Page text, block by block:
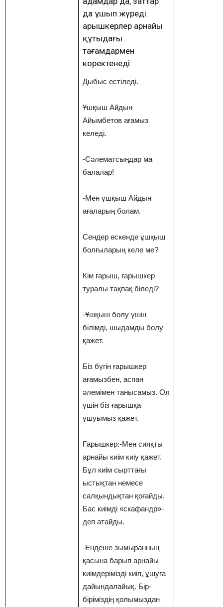
да ұшып жүреді.
Ғарышкерлер арнайы
құтыдағы
тағамдармен
коректенеді.
Дыбыс естіледі.
Ұшқыш Айдын
Айымбетов ағамыз
келеді.
-Сәлематсыңдар ма
балалар!
-Мен ұшқыш Айдын
ағаларың болам.
Сендер өскенде ұшқыш
болғыларың келе ме?
Кім ғарыш, ғарышкер
туралы тақпақ біледі?
-Ұшқыш болу үшін
білімді, шыдамды болу
қажет.
Біз бүгін ғарышкер
ағамызбен, аспан
әлемімен танысамыз. Ол
үшін біз ғарышқа
ұшуымыз қажет.
Ғарышкер:-Мен сияқты
арнайы киім киіу қажет.
Бұл киім сырттағы
ыстықтан немесе
салқындықтан қоғайды.
Бас киімді «скафандр»-
деп атайды.
-Ендеше зымыранның
қасына барып арнайы
киімдерімізді киіп, ұшуға
дайындалайық. Бір-
біріміздің қолымыздан